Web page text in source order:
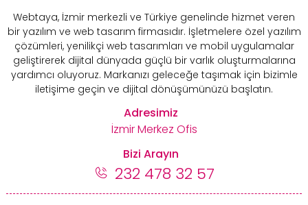
Webtaya, İzmir merkezli ve Türkiye genelinde hizmet veren
bir yazılım ve web tasarım firmasıdır. İşletmelere özel yazılım
çözümleri, yenilikçi web tasarımları ve mobil uygulamalar
geliştirerek dijital dünyada güçlü bir varlık oluşturmalarına
yardımcı oluyoruz. Markanızı geleceğe taşımak için bizimle
iletişime geçin ve dijital dönüşümünüzü başlatın.
Adresimiz
İzmir Merkez Ofis
Bizi Arayın
232 478 32 57